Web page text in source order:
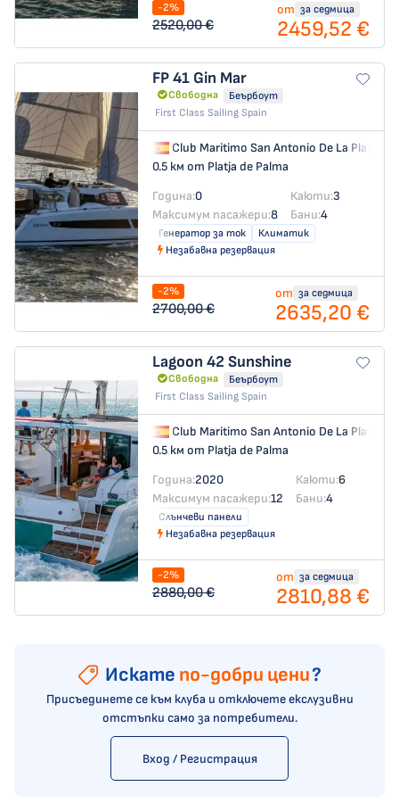
-2%
2520,00 €
от за седмица
2459,52 €
FP 41 Gin Mar
Свободна
Беърбоут
First Class Sailing Spain
Club Maritimo San Antonio De La Playa
0.5 км от Platja de Palma
Година:0 Каюти:3
Максимум пасажери:8 Бани:4
Генератор за ток
Климатик
Незабавна резервация
-2%
2700,00 €
от за седмица
2635,20 €
Lagoon 42 Sunshine
Свободна
Беърбоут
First Class Sailing Spain
Club Maritimo San Antonio De La Playa
0.5 км от Platja de Palma
Година:2020 Каюти:6
Максимум пасажери:12 Бани:4
Слънчеви панели
Незабавна резервация
-2%
2880,00 €
от за седмица
2810,88 €
Искате по-добри цени?
Присъединете се към клуба и отключете екслузивни
отстъпки само за потребители.
Вход / Регистрация